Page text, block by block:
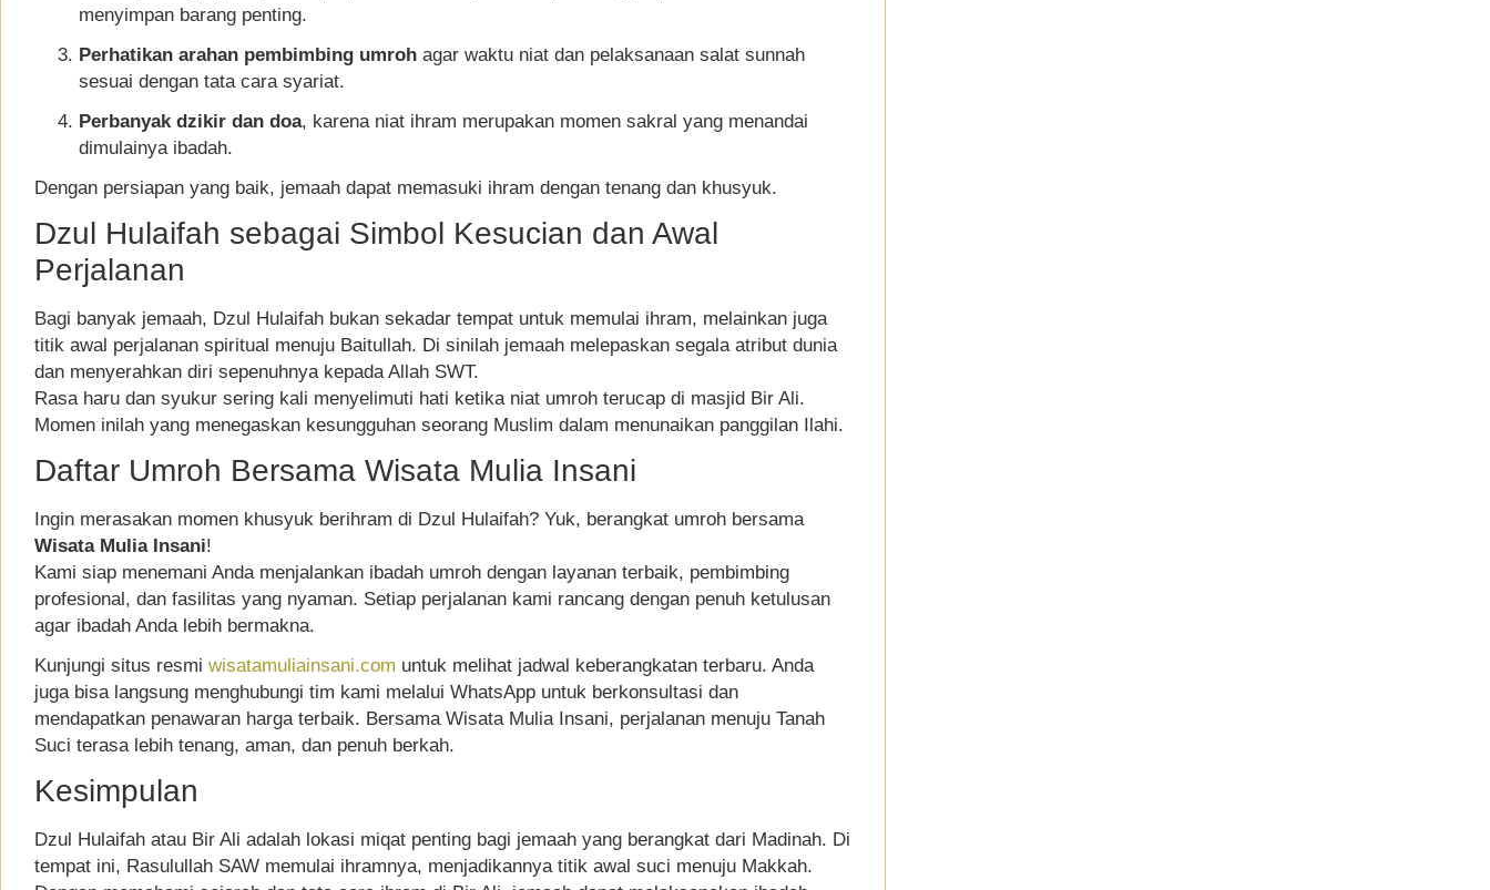
menyimpan barang penting.
Perhatikan arahan pembimbing umroh agar waktu niat dan pelaksanaan salat sunnah
sesuai dengan tata cara syariat.
Perbanyak dzikir dan doa, karena niat ihram merupakan momen sakral yang menandai
dimulainya ibadah.
Dengan persiapan yang baik, jemaah dapat memasuki ihram dengan tenang dan khusyuk.
Dzul Hulaifah sebagai Simbol Kesucian dan Awal
Perjalanan
Bagi banyak jemaah, Dzul Hulaifah bukan sekadar tempat untuk memulai ihram, melainkan juga
titik awal perjalanan spiritual menuju Baitullah. Di sinilah jemaah melepaskan segala atribut dunia
dan menyerahkan diri sepenuhnya kepada Allah SWT.
Rasa haru dan syukur sering kali menyelimuti hati ketika niat umroh terucap di masjid Bir Ali.
Momen inilah yang menegaskan kesungguhan seorang Muslim dalam menunaikan panggilan Ilahi.
Daftar Umroh Bersama Wisata Mulia Insani
Ingin merasakan momen khusyuk berihram di Dzul Hulaifah? Yuk, berangkat umroh bersama
Wisata Mulia Insani!
Kami siap menemani Anda menjalankan ibadah umroh dengan layanan terbaik, pembimbing
profesional, dan fasilitas yang nyaman. Setiap perjalanan kami rancang dengan penuh ketulusan
agar ibadah Anda lebih bermakna.
Kunjungi situs resmi wisatamuliainsani.com untuk melihat jadwal keberangkatan terbaru. Anda
juga bisa langsung menghubungi tim kami melalui WhatsApp untuk berkonsultasi dan
mendapatkan penawaran harga terbaik. Bersama Wisata Mulia Insani, perjalanan menuju Tanah
Suci terasa lebih tenang, aman, dan penuh berkah.
Kesimpulan
Dzul Hulaifah atau Bir Ali adalah lokasi miqat penting bagi jemaah yang berangkat dari Madinah. Di
tempat ini, Rasulullah SAW memulai ihramnya, menjadikannya titik awal suci menuju Makkah.